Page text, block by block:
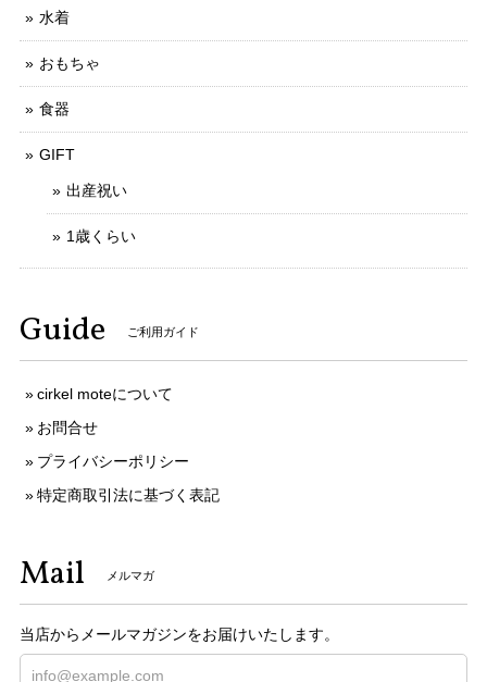
水着
おもちゃ
食器
GIFT
出産祝い
1歳くらい
Guide ご利用ガイド
cirkel moteについて
お問合せ
プライバシーポリシー
特定商取引法に基づく表記
Mail メルマガ
当店からメールマガジンをお届けいたします。